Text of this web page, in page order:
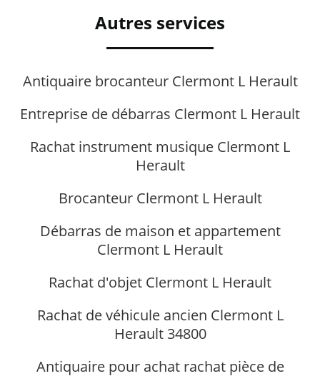
Autres services
Antiquaire brocanteur Clermont L Herault
Entreprise de débarras Clermont L Herault
Rachat instrument musique Clermont L
Herault
Brocanteur Clermont L Herault
Débarras de maison et appartement
Clermont L Herault
Rachat d'objet Clermont L Herault
Rachat de véhicule ancien Clermont L
Herault 34800
Antiquaire pour achat rachat pièce de